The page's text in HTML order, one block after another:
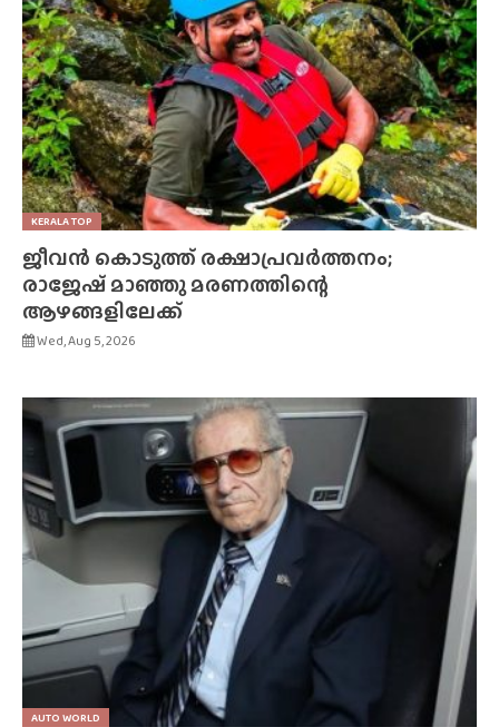
KERALA TOP
ജീവൻ കൊടുത്ത് രക്ഷാപ്രവർത്തനം;
രാജേഷ് മാഞ്ഞു മരണത്തിന്റെ
ആഴങ്ങളിലേക്ക്
Wed, Aug 5, 2026
AUTO WORLD